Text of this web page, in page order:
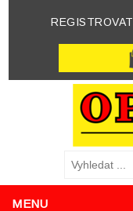
REGISTROVAT
MENU